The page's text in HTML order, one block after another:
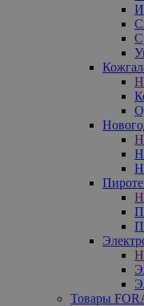
Товары